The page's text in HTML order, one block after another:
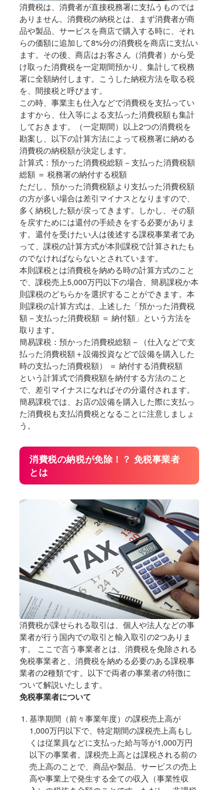
消費税は、消費者が直接税務署に支払うものでは
ありません。消費税の納税とは、まず消費者が商
品や製品、サービスを商店で購入する時に、それ
らの価額に追加して8%分の消費税を商店に支払い
ます。その後、商店はお客さん（消費者）から受
け取った消費税を一定期間預かり、集計して税務
署に全額納付します。こうした納税方法を取る税
を、間接税と呼びます。
この時、事業主も仕入などで消費税を支払ってい
ますから、仕入等による支払った消費税額も集計
しておきます。（一定期間）以上2つの消費税を
勘案し、以下の計算方法によって税務署に納める
消費税の納税額が決定します。
計算式：預かった消費税総額 − 支払った消費税額
総額 ＝ 税務署の納付する税額
ただし、預かった消費税額より支払った消費税額
の方が多い場合は差引マイナスとなりますので、
多く納税した額が戻ってきます。しかし、その額
を戻すためには還付の手続きをする必要がありま
す。還付を受けたい人は後述する課税事業者であ
って、課税の計算方式が本則課税で計算されたも
のでなければならないとされています。
本則課税とは消費税を納める時の計算方式のこと
で、課税売上5,000万円以下の場合、簡易課税か本
則課税のどちらかを選択することができます。本
則課税の計算方式は、上述した「預かった消費税
額 − 支払った消費税額 ＝ 納付額」という方法を
取ります。
簡易課税：預かった消費税総額 − （仕入などで支
払った消費税額＋設備投資などで設備を購入した
時の支払った消費税額） ＝ 納付する消費税額
という計算式で消費税額を納付する方法のこと
で、差引マイナスになればその分還付されます。
簡易課税では、お店の設備を購入した際に支払っ
た消費税も支払消費税となることに注意しましょ
う。
消費税の納税が免除！？ 免税事業者
とは
消費税が課せられる取引は、個人や法人などの事
業者が行う国内での取引と輸入取引の2つありま
す。 ここで言う事業者とは、消費税を免除される
免税事業者と、消費税を納める必要のある課税事
業者の2種類です。以下で両者の事業者の特徴に
ついて解説いたします。
免税事業者について
基準期間（前々事業年度）の課税売上高が
1,000万円以下で、特定期間の課税売上高もし
くは従業員などに支払った給与等が1,000万円
以下の事業者。課税売上高とは課税される前の
売上高のことで、商品や製品、サービスの売上
高や事業上で発生する全ての収入（事業性収